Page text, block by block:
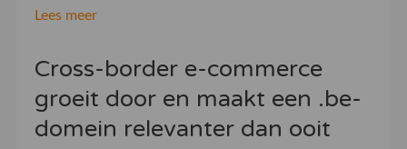
Lees meer
Cross-border e-commerce
groeit door en maakt een .be-
domein relevanter dan ooit